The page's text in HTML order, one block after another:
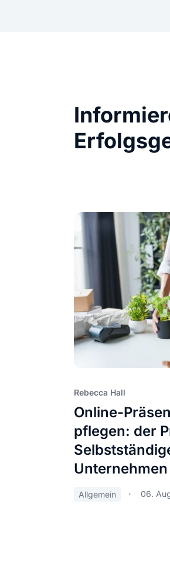
Rebecca Hall
Online-
pflegen: der
Unternehmen
Allgemein 06.